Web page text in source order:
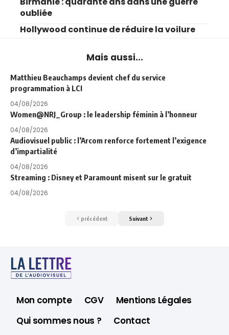
oubliée
Hollywood continue de réduire la voilure
Mais aussi...
Matthieu Beauchamps devient chef du service
programmation à LCI
04/08/2026
Women@NRJ_Group : le leadership féminin à l’honneur
04/08/2026
Audiovisuel public : l’Arcom renforce fortement l’exigence
d’impartialité
04/08/2026
Streaming : Disney et Paramount misent sur le gratuit
04/08/2026
précédent Suivant
Mon compte CGV
Mentions Légales
Qui sommes nous ?
Contact